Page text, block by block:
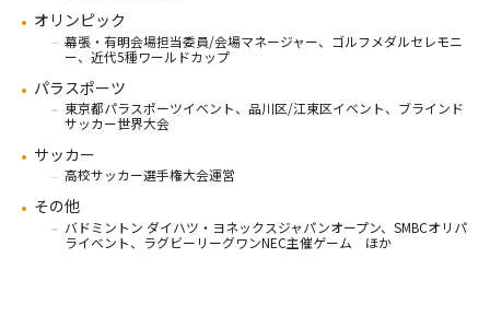
オリンピック
幕張・有明会場担当委員/会場マネージャー、ゴルフメダルセレモニ
ー、近代5種ワールドカップ
パラスポーツ
東京都パラスポーツイベント、品川区/江東区イベント、ブラインド
サッカー世界大会
サッカー
高校サッカー選手権大会運営
その他
バドミントン ダイハツ・ヨネックスジャパンオープン、SMBCオリパ
ライベント、ラグビーリーグワンNEC主催ゲーム ほか